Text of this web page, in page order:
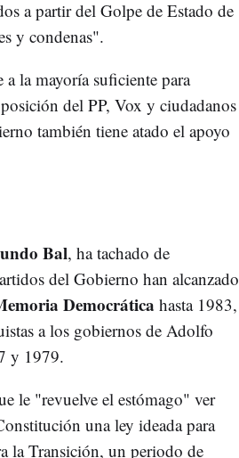
a partir del Golpe de Estado de
y condenas".
a la mayoría suficiente para
del PP, Vox y ciudadanos
también tiene atado el apoyo
Bal, ha tachado de
del Gobierno han alcanzado
Democrática hasta 1983,
a los gobiernos de Adolfo
y 1979.
le "revuelve el estómago" ver
una ley ideada para
la Transición, un periodo de